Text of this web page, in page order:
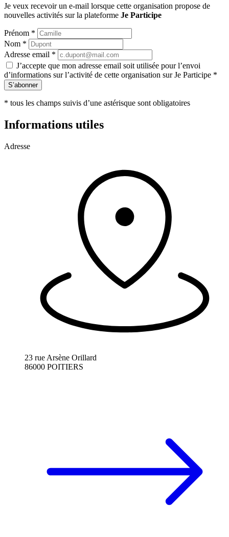
Je veux recevoir un e-mail lorsque cette organisation propose de
nouvelles activités sur la plateforme Je Participe
Prénom *
Nom *
Adresse email *
J’accepte que mon adresse email soit utilisée pour l’envoi
d’informations sur l’activité de cette organisation sur Je Participe *
S’abonner
* tous les champs suivis d’une astérisque sont obligatoires
Informations utiles
Adresse
23 rue Arsène Orillard
86000 POITIERS